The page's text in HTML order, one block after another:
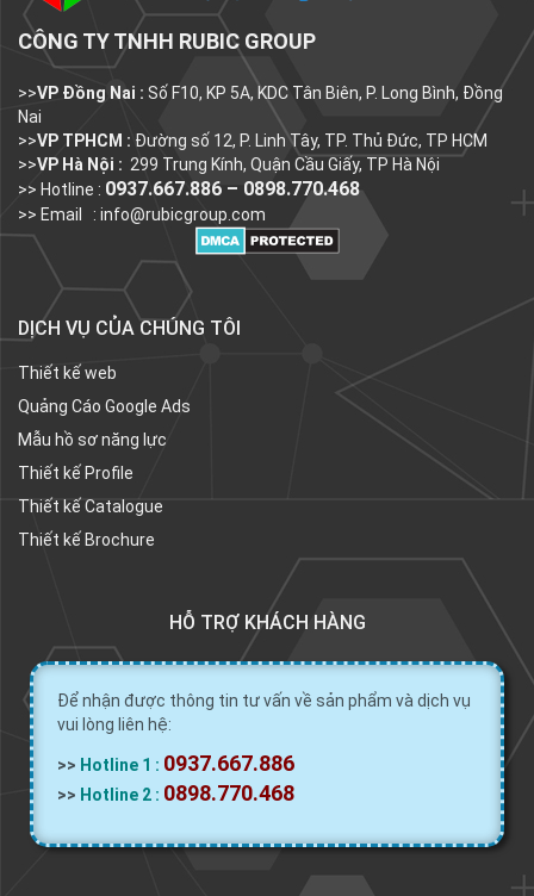
CÔNG TY TNHH RUBIC GROUP
>>VP Đồng Nai : Số F10, KP 5A, KDC Tân Biên, P. Long Bình, Đồng
Nai
>>VP TPHCM : Đường số 12, P. Linh Tây, TP. Thủ Đức, TP HCM
>>VP Hà Nội : 299 Trung Kính, Quận Cầu Giấy, TP Hà Nội
>> Hotline : 0937.667.886 – 0898.770.468
>> Email : info@rubicgroup.com
DỊCH VỤ CỦA CHÚNG TÔI
Thiết kế web
Quảng Cáo Google Ads
Mẫu hồ sơ năng lực
Thiết kế Profile
Thiết kế Catalogue
Thiết kế Brochure
HỖ TRỢ KHÁCH HÀNG
Để nhận được thông tin tư vấn về sản phẩm và dịch vụ
vui lòng liên hệ:
>> Hotline 1 : 0937.667.886
>> Hotline 2 : 0898.770.468